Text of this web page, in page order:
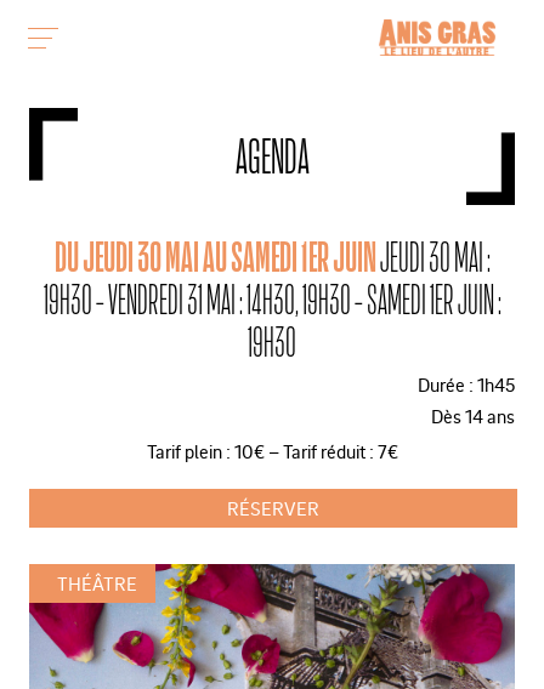
AGENDA
DU JEUDI 30 MAI AU SAMEDI 1ER JUINJEUDI 30 MAI :
19H30 - VENDREDI 31 MAI : 14H30, 19H30 - SAMEDI 1ER JUIN :
19H30
Durée : 1h45
Dès 14 ans
Tarif plein : 10€ – Tarif réduit : 7€
RÉSERVER
THÉÂTRE